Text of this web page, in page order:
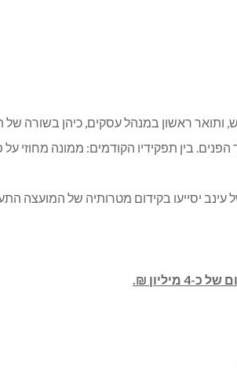
אנוש, ותואר ראשון במנהל עסקים, כיהן בשורה
בין תפקידיו הקודמים: ממונה מחוזי על
עינב יסייעו בקידום מטרותיה של המועצה
₪.